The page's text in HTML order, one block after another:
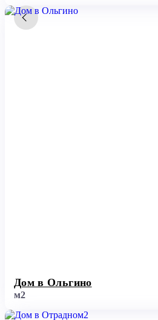
Дом в Ольгино
м2